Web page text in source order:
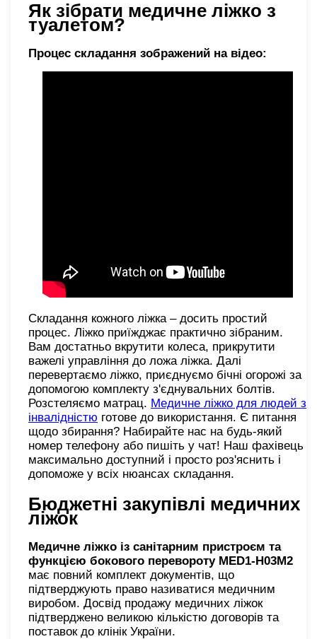
Як зібрати медичне ліжко з
туалетом?
Процес складання зображений на відео:
Складання кожного ліжка – досить простий
процес. Ліжко приїжджає практично зібраним.
Вам достатньо вкрутити колеса, прикрутити
важелі управління до ложа ліжка. Далі
перевертаємо ліжко, приєднуємо бічні огорожі за
допомогою комплекту з'єднувальних болтів.
Розстеляємо матрац. Медичне ліжко для людей з
інвалідністю готове до використання. Є питання
щодо збирання? Набирайте нас на будь-який
номер телефону або пишіть у чат! Наш фахівець
максимально доступний і просто роз'яснить і
допоможе у всіх нюансах складання.
Бюджетні закупівлі медичних
ліжок
Медичне ліжко із санітарним пристроєм та
функцією бокового перевороту MED1-H03M2
має повний комплект документів, що
підтверджують право називатися медичним
виробом. Досвід продажу медичних ліжок
підтверджено великою кількістю договорів та
поставок до клінік України.